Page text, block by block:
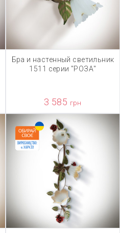
Бра и настенный светильник
1511 серии "РОЗА"
3 585 грн